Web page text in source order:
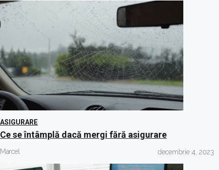
ASIGURARE
Ce se întâmplă dacă mergi fără asigurare
Marcel decembrie 4, 2023